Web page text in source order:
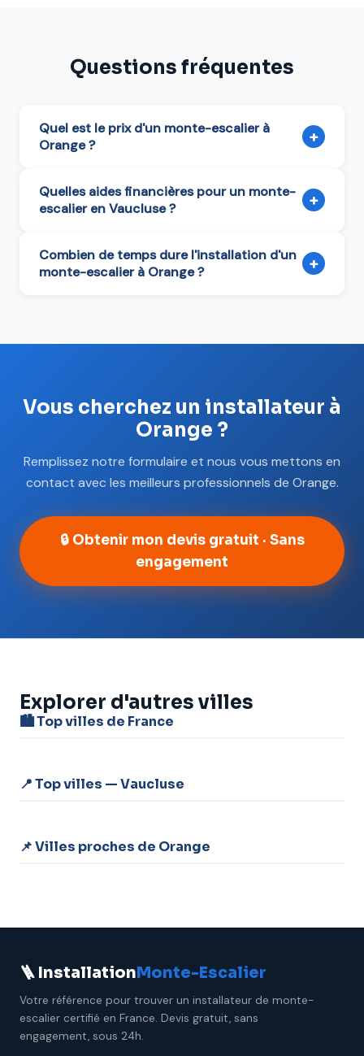
Questions fréquentes
Quel est le prix d'un monte-escalier à
Orange ?
+
Quelles aides financières pour un monte-
escalier en Vaucluse ?
+
Combien de temps dure l'installation d'un
monte-escalier à Orange ?
+
Vous cherchez un installateur à
Orange ?
Remplissez notre formulaire et nous vous mettons en
contact avec les meilleurs professionnels de Orange.
🔒 Obtenir mon devis gratuit · Sans
engagement
Explorer d'autres villes
🏙️ Top villes de France
📍 Top villes — Vaucluse
📌 Villes proches de Orange
🪜 InstallationMonte-Escalier
Votre référence pour trouver un installateur de monte-
escalier certifié en France. Devis gratuit, sans
engagement, sous 24h.